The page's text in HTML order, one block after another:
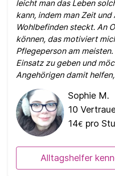
leicht man das Leben
kann, indem man Zeit
Wohlbefinden steckt. An
können, das motiviert
Pflegeperson am
Einsatz zu geben und
Angehörigen damit
Sophie M.
10
14€ pro
Alltagshelfer